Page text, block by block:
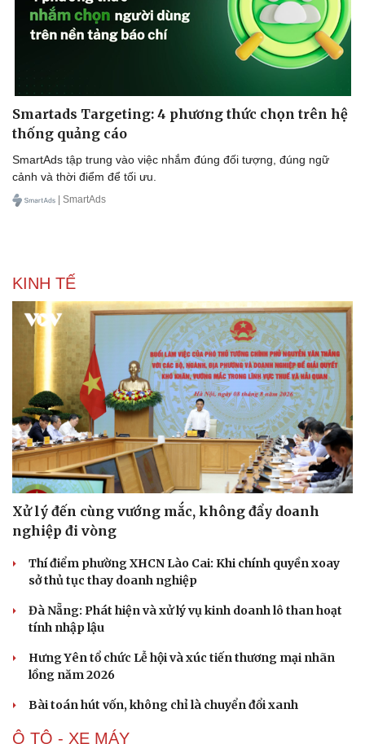
Smartads Targeting: 4 phương thức chọn trên hệ
thống quảng cáo
SmartAds tập trung vào việc nhắm đúng đối tượng, đúng ngữ
cảnh và thời điểm để tối ưu.
| SmartAds
KINH TẾ
Xử lý đến cùng vướng mắc, không đẩy doanh
nghiệp đi vòng
Thí điểm phường XHCN Lào Cai: Khi chính quyền xoay
sở thủ tục thay doanh nghiệp
Đà Nẵng: Phát hiện và xử lý vụ kinh doanh lô than hoạt
tính nhập lậu
Hưng Yên tổ chức Lễ hội và xúc tiến thương mại nhãn
lồng năm 2026
Bài toán hút vốn, không chỉ là chuyển đổi xanh
Ô TÔ - XE MÁY